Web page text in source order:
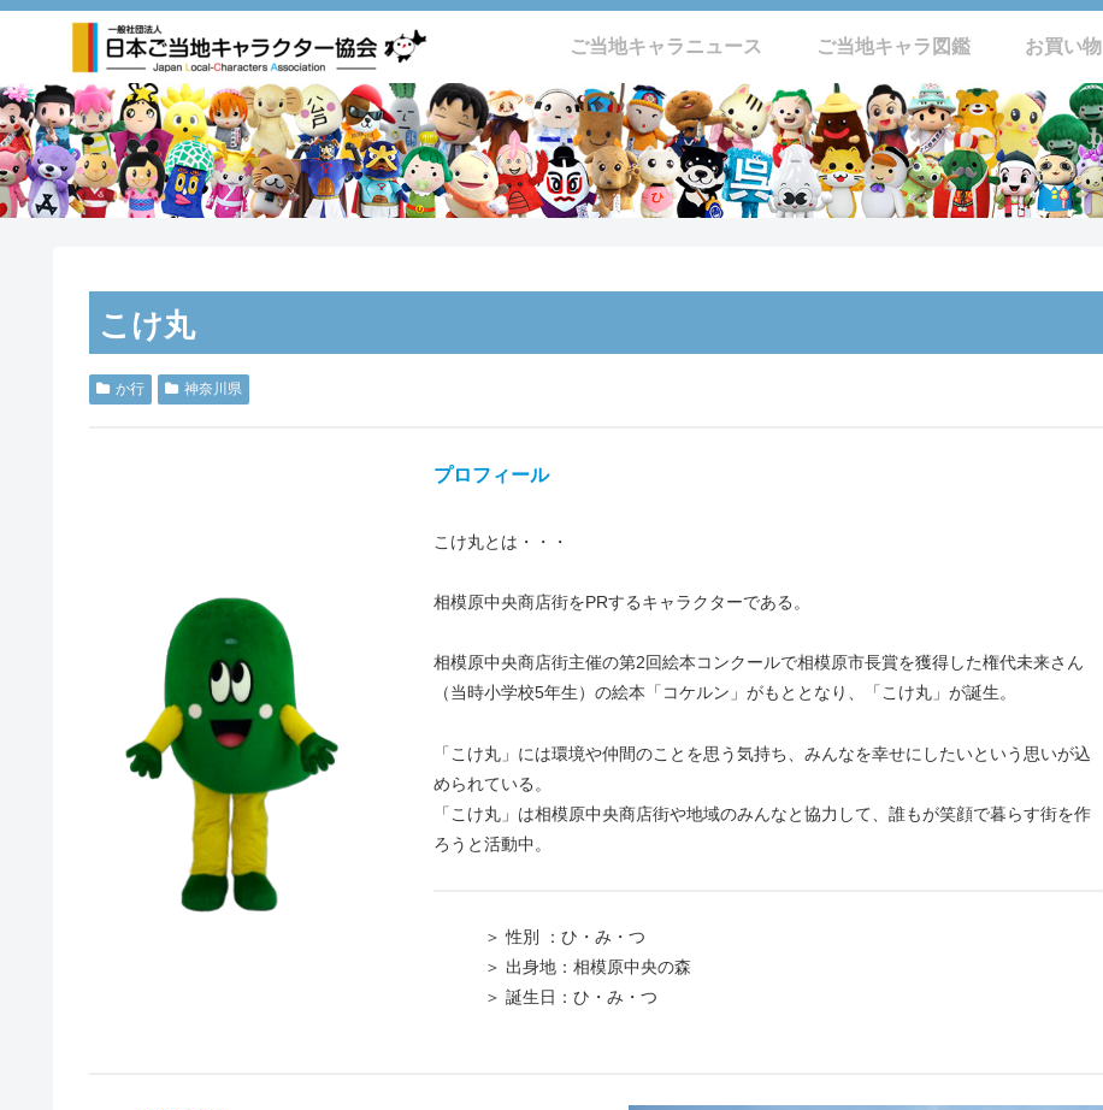
ご当地キャラニュース ご当地キャラ図鑑 お買い物
こけ丸
か行 神奈川県
プロフィール
こけ丸とは・・・
相模原中央商店街をPRするキャラクターである。
相模原中央商店街主催の第2回絵本コンクールで相模原市長賞を獲得した権代未来さん
（当時小学校5年生）の絵本「コケルン」がもととなり、「こけ丸」が誕生。
「こけ丸」には環境や仲間のことを思う気持ち、みんなを幸せにしたいという思いが込
められている。
「こけ丸」は相模原中央商店街や地域のみんなと協力して、誰もが笑顔で暮らす街を作
ろうと活動中。
＞ 性別 ：ひ・み・つ
＞ 出身地：相模原中央の森
＞ 誕生日：ひ・み・つ